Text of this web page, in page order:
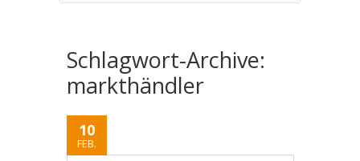
Schlagwort-Archive:
markthändler
10
FEB.